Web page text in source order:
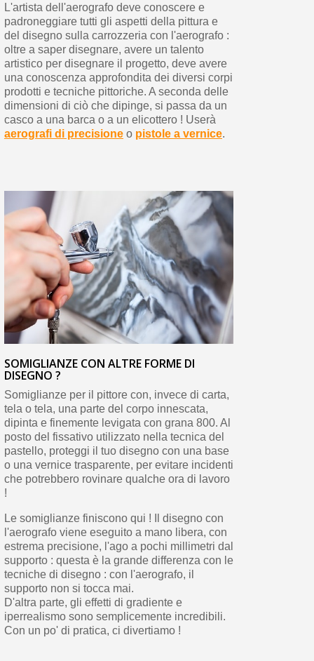
L'artista dell'aerografo deve conoscere e
padroneggiare tutti gli aspetti della pittura e
del disegno sulla carrozzeria con l'aerografo :
oltre a saper disegnare, avere un talento
artistico per disegnare il progetto, deve avere
una conoscenza approfondita dei diversi corpi
prodotti e tecniche pittoriche. A seconda delle
dimensioni di ciò che dipinge, si passa da un
casco a una barca o a un elicottero ! Userà
aerografi di precisioneo pistole a vernice.
SOMIGLIANZE CON ALTRE FORME DI
DISEGNO ?
Somiglianze per il pittore con, invece di carta,
tela o tela, una parte del corpo innescata,
dipinta e finemente levigata con grana 800. Al
posto del fissativo utilizzato nella tecnica del
pastello, proteggi il tuo disegno con una base
o una vernice trasparente, per evitare incidenti
che potrebbero rovinare qualche ora di lavoro
!
Le somiglianze finiscono qui ! Il disegno con
l'aerografo viene eseguito a mano libera, con
estrema precisione, l'ago a pochi millimetri dal
supporto : questa è la grande differenza con le
tecniche di disegno : con l'aerografo, il
supporto non si tocca mai.
D'altra parte, gli effetti di gradiente e
iperrealismo sono semplicemente incredibili.
Con un po' di pratica, ci divertiamo !